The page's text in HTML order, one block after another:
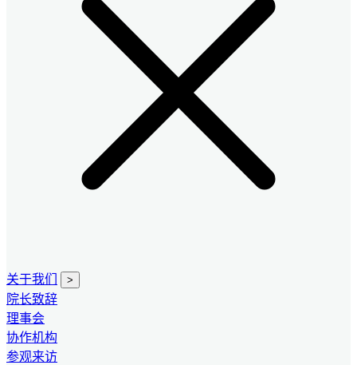
关于我们 >
院长致辞
理事会
协作机构
参观来访